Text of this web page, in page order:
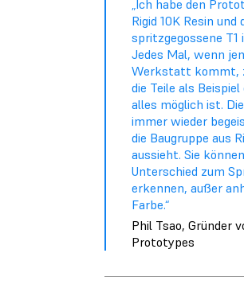
„Ich habe den
Rigid 10K Resin und
spritzgegossene T1
Jedes Mal, wenn
Werkstatt kommt,
die Teile als
alles möglich ist.
immer wieder
die Baugruppe aus
aussieht. Sie
Unterschied zum
erkennen, außer
Farbe.“
Phil Tsao, Gründer
Prototypes